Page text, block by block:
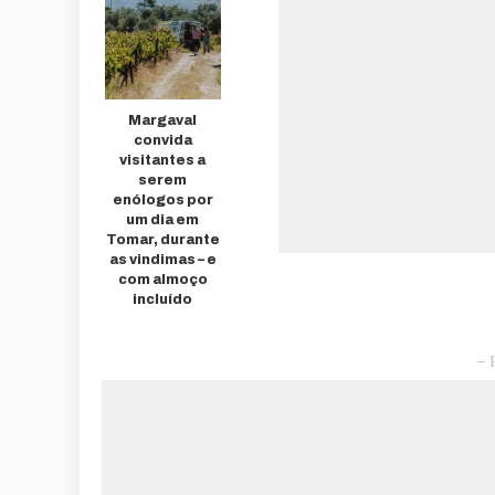
Margaval
convida
visitantes a
serem
enólogos por
um dia em
Tomar, durante
as vindimas – e
com almoço
incluído
–